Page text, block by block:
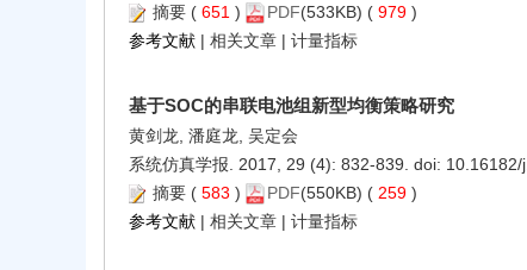
摘要 ( 651 ) PDF(533KB) ( 979 )
参考文献 | 相关文章 | 计量指标
基于SOC的串联电池组新型均衡策略研究
黄剑龙, 潘庭龙, 吴定会
系统仿真学报. 2017, 29 (4): 832-839. doi: 10.16182/
摘要 ( 583 ) PDF(550KB) ( 259 )
参考文献 | 相关文章 | 计量指标